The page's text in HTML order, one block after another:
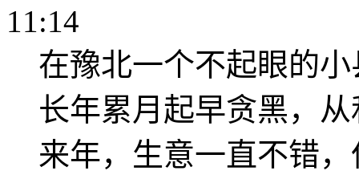
11:14
在豫北一个不起眼的
长年累月起早贪黑，
来年，生意一直不错